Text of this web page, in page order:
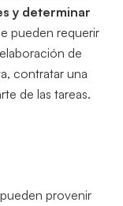
y determinar
pueden requerir
de
contratar una
de las tareas.
provenir